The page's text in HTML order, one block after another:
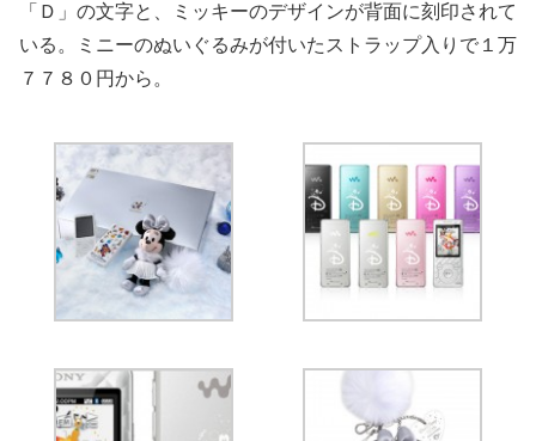
「Ｄ」の文字と、ミッキーのデザインが背面に刻印されて
いる。ミニーのぬいぐるみが付いたストラップ入りで１万
７７８０円から。